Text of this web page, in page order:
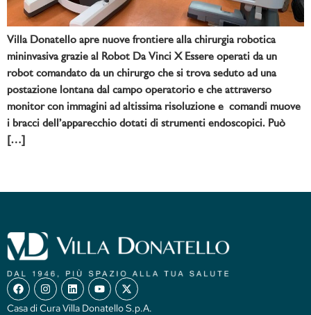
Villa Donatello apre nuove frontiere alla chirurgia robotica
mininvasiva grazie al Robot Da Vinci X Essere operati da un
robot comandato da un chirurgo che si trova seduto ad una
postazione lontana dal campo operatorio e che attraverso
monitor con immagini ad altissima risoluzione e comandi muove
i bracci dell’apparecchio dotati di strumenti endoscopici. Può
[…]
Casa di Cura Villa Donatello S.p.A.